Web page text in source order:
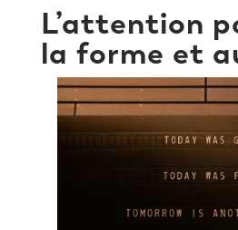
L’attention
la forme et